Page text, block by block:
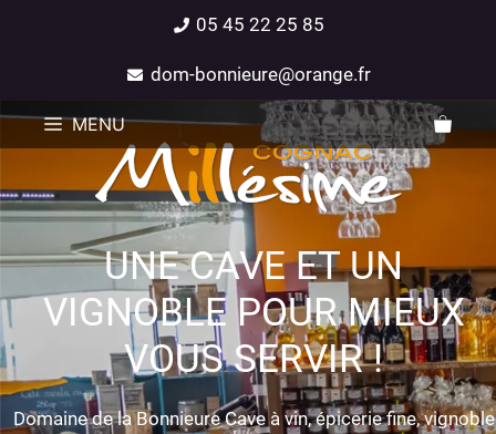
05 45 22 25 85
dom-bonnieure@orange.fr
MENU
UNE CAVE ET UN
VIGNOBLE POUR MIEUX
VOUS SERVIR !
Domaine de la Bonnieure Cave à vin, épicerie fine, vignoble